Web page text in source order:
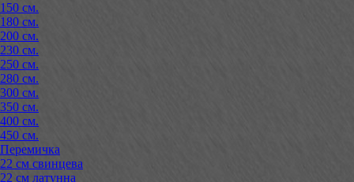
150 см.
180 см.
200 см.
230 см.
250 см.
280 см.
300 см.
350 см.
400 см.
450 см.
Перемичка
22 см свинцева
22 см латунна